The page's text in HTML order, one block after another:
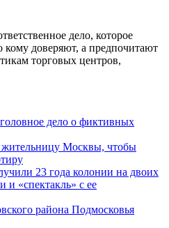
дело, которое
доверяют, а предпочитают
торговых центров,
дело о фиктивных
Москвы, чтобы
23 года колонии на двоих
и «спектакль» с ее
района Подмосковья